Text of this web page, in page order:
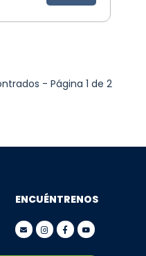
- Página 1 de 2
ENCUÉNTRENOS